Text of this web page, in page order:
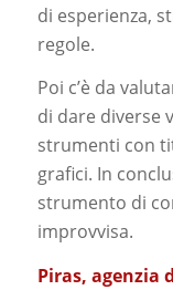
di esperienza,
regole.
Poi c’è da
di dare diverse
strumenti con
grafici. In
strumento di
improvvisa.
Piras, agenzia